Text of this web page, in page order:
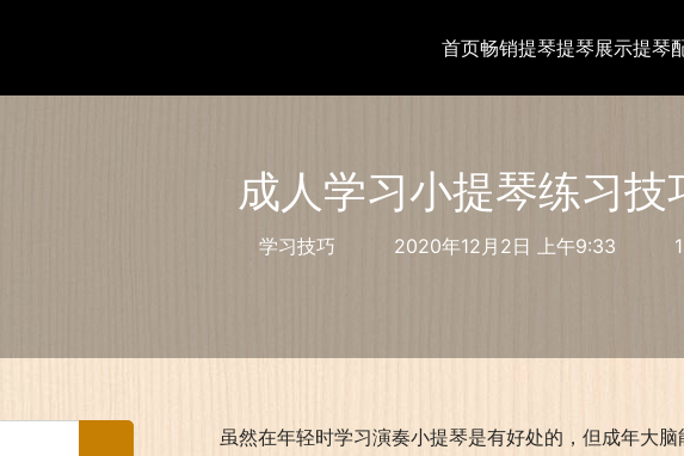
首页畅销提琴提琴展示提琴
成人学习小提琴练习技
学习技巧 2020年12月2日 上午9:33
虽然在年轻时学习演奏小提琴是有好处的，但成年大